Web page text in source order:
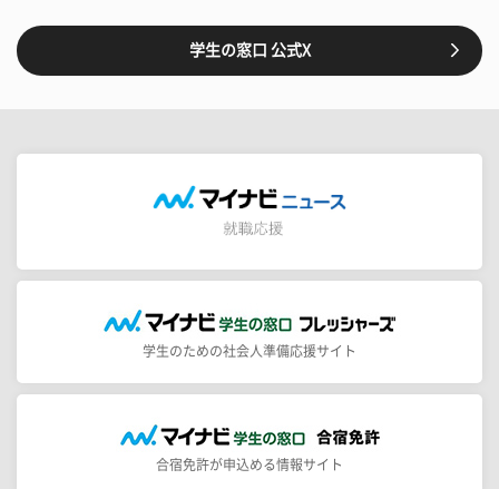
学生の窓口 公式X
学生のための社会人準備応援サイト
合宿免許が申込める情報サイト